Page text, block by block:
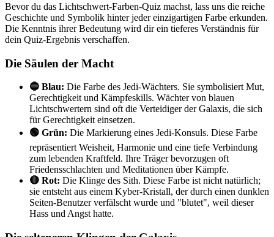
Bevor du das Lichtschwert-Farben-Quiz machst, lass uns die reiche
Geschichte und Symbolik hinter jeder einzigartigen Farbe erkunden.
Die Kenntnis ihrer Bedeutung wird dir ein tieferes Verständnis für
dein Quiz-Ergebnis verschaffen.
Die Säulen der Macht
🔵 Blau: Die Farbe des Jedi-Wächters. Sie symbolisiert Mut,
Gerechtigkeit und Kämpfeskills. Wächter von blauen
Lichtschwertern sind oft die Verteidiger der Galaxis, die sich
für Gerechtigkeit einsetzen.
🟢 Grün: Die Markierung eines Jedi-Konsuls. Diese Farbe
repräsentiert Weisheit, Harmonie und eine tiefe Verbindung
zum lebenden Kraftfeld. Ihre Träger bevorzugen oft
Friedensschlachten und Meditationen über Kämpfe.
🔴 Rot: Die Klinge des Sith. Diese Farbe ist nicht natürlich;
sie entsteht aus einem Kyber-Kristall, der durch einen dunklen
Seiten-Benutzer verfälscht wurde und "blutet", weil dieser
Hass und Angst hatte.